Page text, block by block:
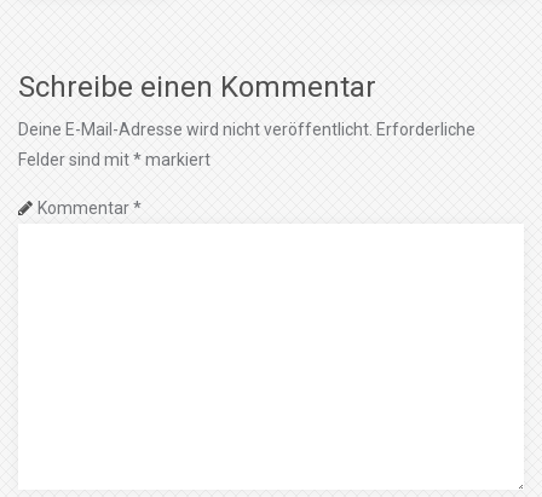
Schreibe einen Kommentar
Deine E-Mail-Adresse wird nicht veröffentlicht. Erforderliche
Felder sind mit*markiert
Kommentar*